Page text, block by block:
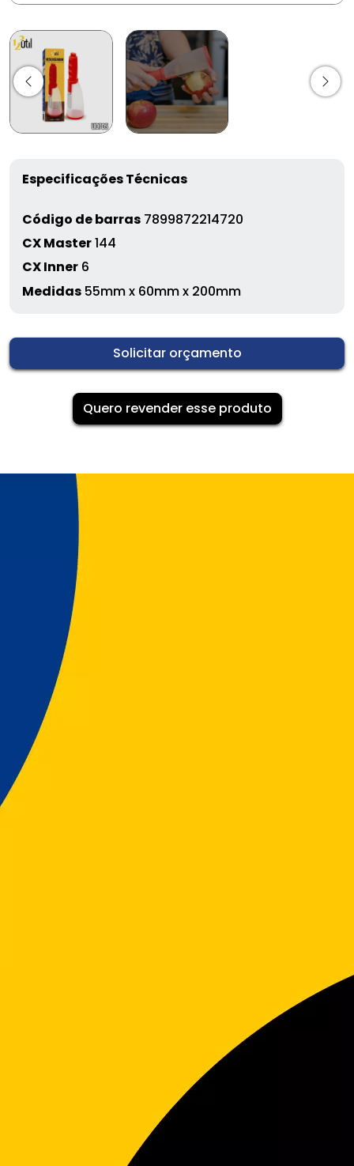
Especificações Técnicas
Código de barras 7899872214720
CX Master144
CX Inner 6
Medidas 55mm x 60mm x 200mm
Solicitar orçamento
Quero revender esse produto